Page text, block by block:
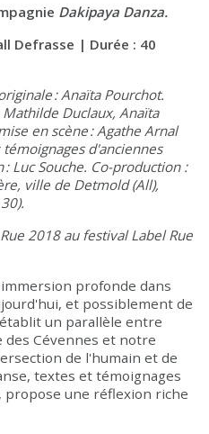
Dakipaya Danza.
Defrasse | Durée : 40
: Anaïta Pourchot.
Duclaux, Anaïta
en scène : Agathe Arnal
témoignages d'anciennes
Luc Souche. Co-production :
ville de Detmold (All),
2018 au festival Label Rue
profonde dans
et possiblement de
un parallèle entre
des Cévennes et notre
de l'humain et de
textes et témoignages
propose une réflexion riche